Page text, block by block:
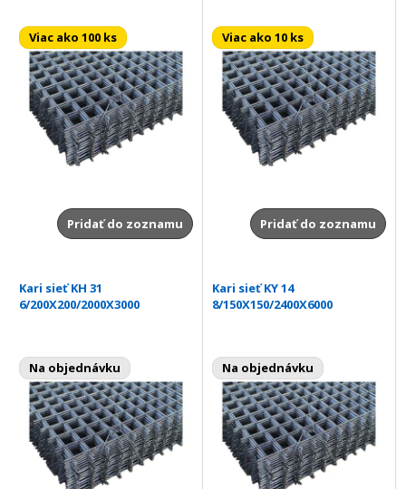
Viac ako 100 ks
Pridať do zoznamu
Viac ako 10 ks
Pridať do zoznamu
Kari sieť KH 31
6/200X200/2000X3000
Na objednávku
Kari sieť KY 14
8/150X150/2400X6000
Na objednávku